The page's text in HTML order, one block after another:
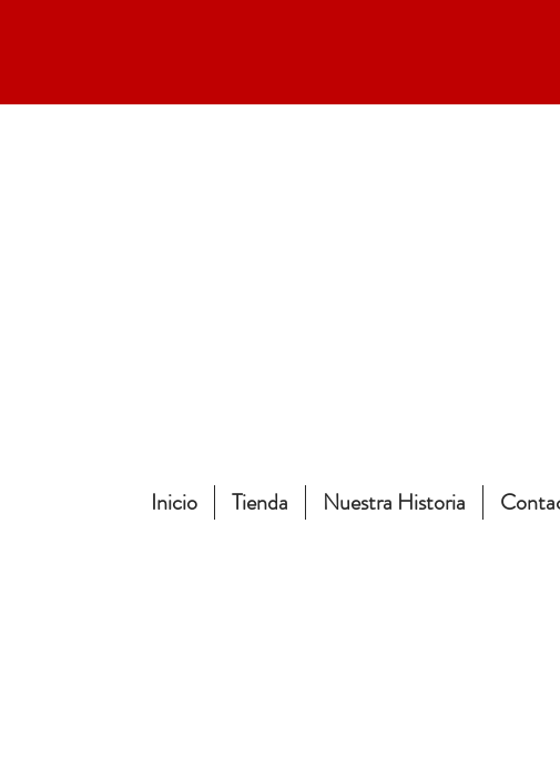
Inicio Tienda Nuestra Historia